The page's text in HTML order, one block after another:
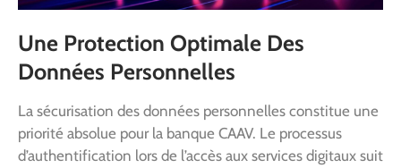
Une Protection Optimale Des
Données Personnelles
La sécurisation des données personnelles constitue une
priorité absolue pour la banque CAAV. Le processus
d’authentification lors de l’accès aux services digitaux suit